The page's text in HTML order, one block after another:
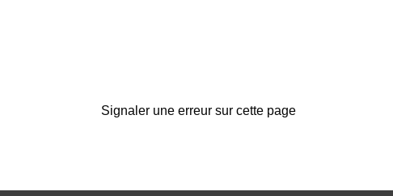
Signaler une erreur sur cette page